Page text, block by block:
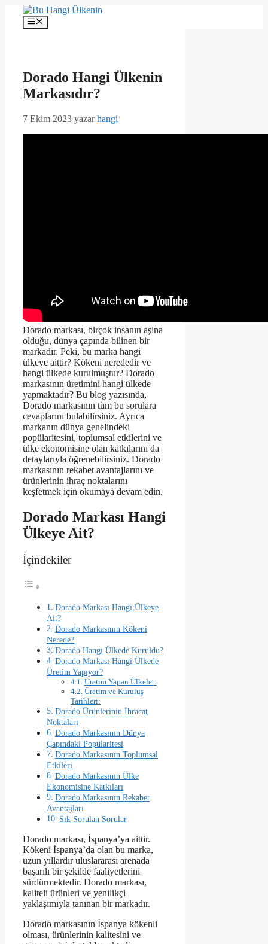
İçeriğe
Menü
Dorado Hangi Ülkenin
Markasıdır?
7 Ekim 2023 yazarhangi
Dorado markası, birçok insanın aşina
olduğu, dünya çapında bilinen bir
markadır. Peki, bu marka hangi
ülkeye aittir? Kökeni nerededir ve
hangi ülkede kurulmuştur? Dorado
markasının üretimini hangi ülkede
yapmaktadır? Bu blog yazısında,
Dorado markasının tüm bu sorulara
cevaplarını bulabilirsiniz. Ayrıca
markanın dünya genelindeki
popülaritesini, toplumsal etkilerini ve
ülke ekonomisine olan katkılarını da
detaylarıyla öğrenebilirsiniz. Dorado
markasının rekabet avantajlarını ve
ürünlerinin ihraç noktalarını
keşfetmek için okumaya devam edin.
Dorado Markası Hangi
Ülkeye Ait?
İçindekiler
Dorado Markası Hangi Ülkeye
Ait?
Dorado Markasının Kökeni
Nerede?
Dorado Hangi Ülkede Kuruldu?
Dorado Markası Hangi Ülkede
Üretim Yapıyor?
Üretim Yapan Ülkeler:
Üretim ve Kuruluş
Tarihleri:
Dorado Ürünlerinin İhracat
Noktaları
Dorado Markasının Dünya
Çapındaki Popülaritesi
Dorado Markasının Toplumsal
Etkileri
Dorado Markasının Ülke
Ekonomisine Katkıları
Dorado Markasının Rekabet
Avantajları
Sık Sorulan Sorular
Dorado markası, İspanya’ya aittir.
Kökeni İspanya’da olan bu marka,
uzun yıllardır uluslararası arenada
başarılı bir şekilde faaliyetlerini
sürdürmektedir. Dorado markası,
kaliteli ürünleri ve yenilikçi
yaklaşımıyla tanınan bir markadır.
Dorado markasının İspanya kökenli
olması, ürünlerinin kalitesini ve